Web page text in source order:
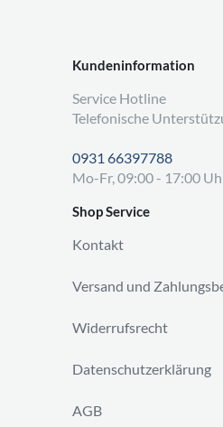
Kundeninformation
Service Hotline
Telefonische
0931 66397788
Mo-Fr, 09:00 - 17:00
Shop Service
Kontakt
Versand und
Widerrufsrecht
Datenschutzerklärung
AGB